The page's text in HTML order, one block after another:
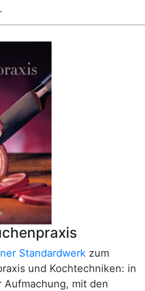
Standardwerk zum
und Kochtechniken: in
Aufmachung, mit den